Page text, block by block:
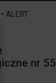
• ALERT
nr 55